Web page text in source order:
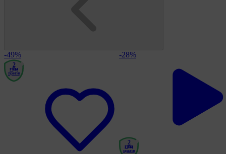
-49%
2
года
гарантия
-28%
2
года
гарантия